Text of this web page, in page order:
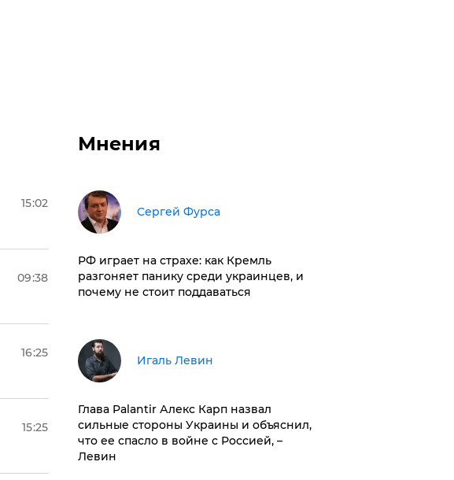
15:02
09:38
16:25
15:25
Мнения
Сергей Фурса
РФ играет на страхе: как Кремль
разгоняет панику среди украинцев, и
почему не стоит поддаваться
Игаль Левин
Глава Palantir Алекс Карп назвал
сильные стороны Украины и объяснил,
что ее спасло в войне с Россией, –
Левин